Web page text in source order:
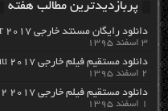
پربازدیدترین مطالب هفته
دانلود رایگان مسنتد خارجی Britney Ever After 2017 با لینک مستقیم
۳ اسفند ۱۳۹۵
دانلود مستقیم فیلم خارجی OK Jaanu 2017 از سرور سایت
۲ اسفند ۱۳۹۵
دانلود مستقیم فیلم خارجی John Wick: Chapter 2 2017 از سرور سایت
۱ اسفند ۱۳۹۵